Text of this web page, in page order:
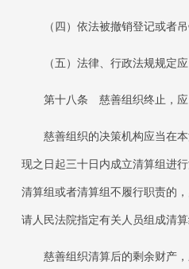
（四）依法被撤销登记或者
（五）法律、行政法规规定
第十八条 慈善组织终止，应
慈善组织的决策机构应当在
现之日起三十日内成立清算组进
清算组或者清算组不履行职责的
请人民法院指定有关人员组成清算
慈善组织清算后的剩余财产